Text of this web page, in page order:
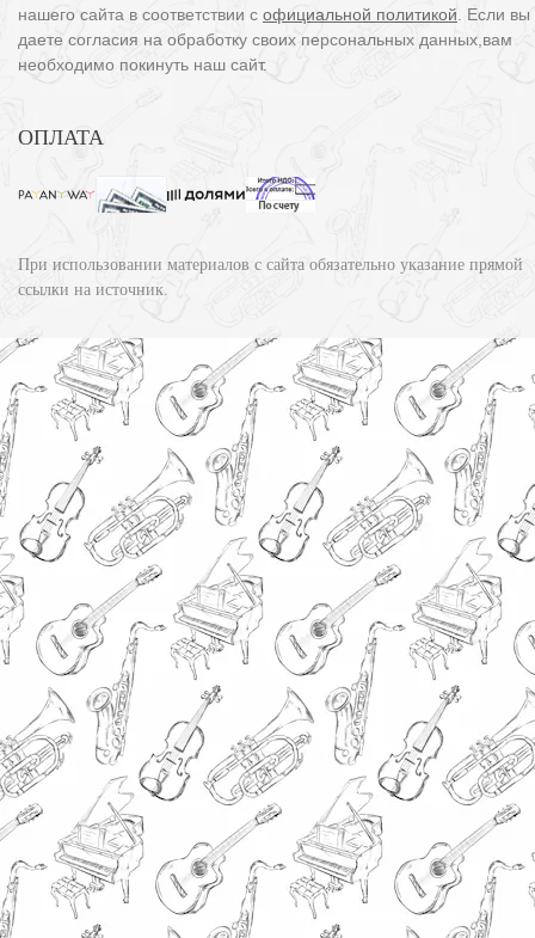
нашего сайта в соответствии с официальной политикой . Если
даете согласия на обработку своих персональных данных,вам
необходимо покинуть наш сайт.
ОПЛАТА
При использовании материалов с сайта обязательно указание прямой
ссылки на источник.